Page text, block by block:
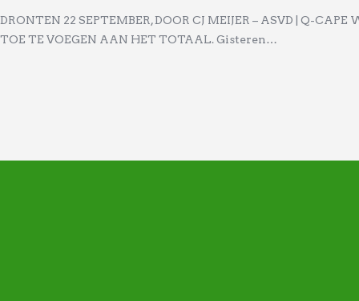
DRONTEN 22 SEPTEMBER, DOOR CJ MEIJER – ASVD | Q-
TOE TE VOEGEN AAN HET TOTAAL. Gisteren…